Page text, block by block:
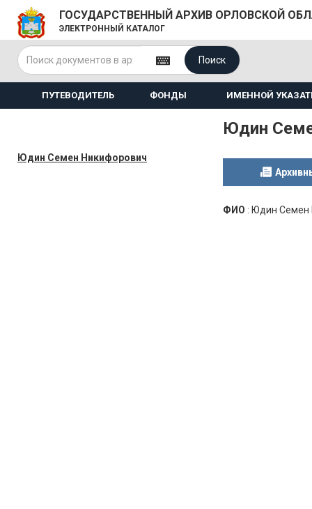
ГОСУДАРСТВЕННЫЙ АРХИВ ОРЛОВСКОЙ
ЭЛЕКТРОННЫЙ КАТАЛОГ
Поиск
ПУТЕВОДИТЕЛЬ ФОНДЫ ИМЕННОЙ
Юдин Семен Никифорович
Юдин
ФИО : Юдин Семен